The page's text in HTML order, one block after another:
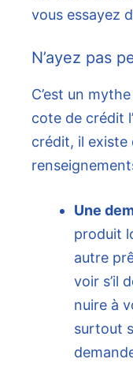
vous essayez
N’ayez pas
C’est un
cote de crédit
crédit, il existe
Une
produit
autre
voir s’il
nuire à
surtout